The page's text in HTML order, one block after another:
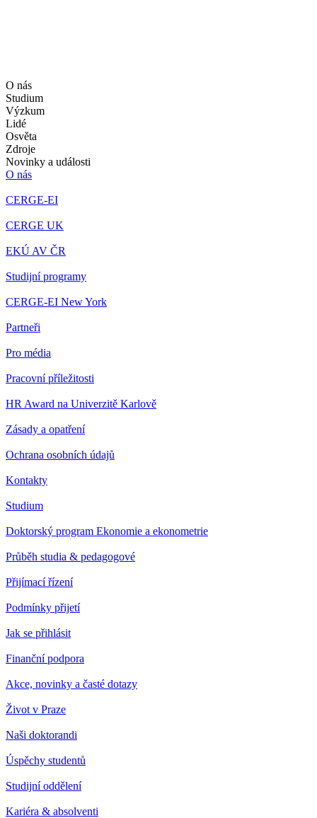
O nás
Studium
Výzkum
Lidé
Osvěta
Zdroje
Novinky a události
O nás
CERGE-EI
CERGE UK
EKÚ AV ČR
Studijní programy
CERGE-EI New York
Partneři
Pro média
Pracovní příležitosti
HR Award na Univerzitě Karlově
Zásady a opatření
Ochrana osobních údajů
Kontakty
Studium
Doktorský program Ekonomie a ekonometrie
Průběh studia & pedagogové
Přijímací řízení
Podmínky přijetí
Jak se přihlásit
Finanční podpora
Akce, novinky a časté dotazy
Život v Praze
Naši doktorandi
Úspěchy studentů
Studijní oddělení
Kariéra & absolventi